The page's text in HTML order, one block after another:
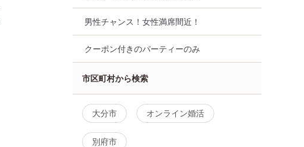
男性チャンス！女性満席間近！
クーポン付きのパーティーのみ
市区町村から検索
大分市 オンライン婚活
別府市